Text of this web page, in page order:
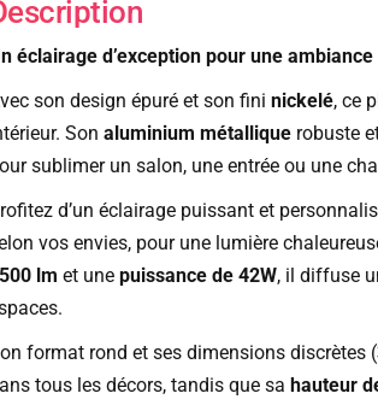
éclairage d’exception pour une
son design épuré et son fini nickelé, ce
Son aluminium métalliquerobuste
sublimer un salon, une entrée ou une
d’un éclairage puissant et
vos envies, pour une lumière
lm et une puissance de 42W, il diffuse
format rond et ses dimensions discrètes (
tous les décors, tandis que sa hauteur